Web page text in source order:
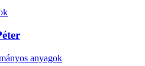
anyagok